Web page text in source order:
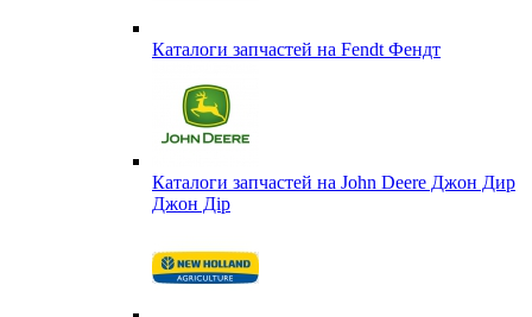
Каталоги запчастей на Fendt Фендт
Каталоги запчастей на John Deere Джон Дир
Джон Дір